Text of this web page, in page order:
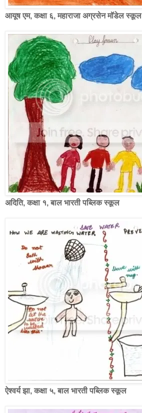
आयूष एम, कक्षा ६, महाराजा अग्रसेन मॉडेल स्कूल
अदिति, कक्षा १, बाल भारती पब्लिक स्कूल
ऐश्वर्य झा, कक्षा ५, बाल भारती पब्लिक स्कूल